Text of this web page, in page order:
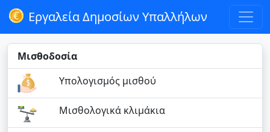
Εργαλεία Δημοσίων Υπαλλήλων
Μισθοδοσία
Υπολογισμός μισθού
Μισθολογικά κλιμάκια